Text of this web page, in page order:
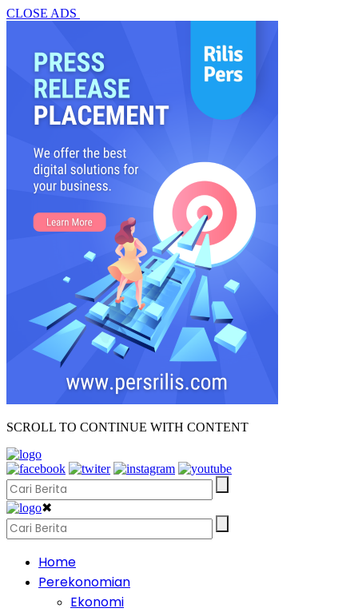
CLOSE ADS
SCROLL TO CONTINUE WITH CONTENT
✖
Home
Perekonomian
Ekonomi